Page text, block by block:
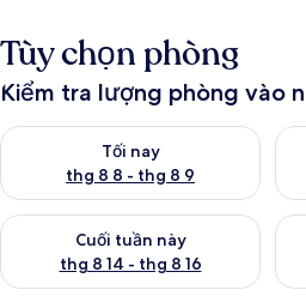
Tùy chọn phòng
Kiểm tra lượng phòng vào
Tối nay
thg 8 8 - thg 8 9
Kiểm tra lượng phòng tối nay từ
Cuối tuần này
thg 8 14 - thg 8 16
Kiểm tra lượng phòng cuối tuần